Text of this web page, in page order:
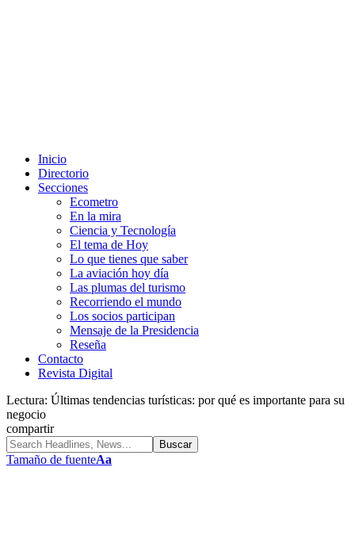
Inicio
Directorio
Secciones
Ecometro
En la mira
Ciencia y Tecnología
El tema de Hoy
Lo que tienes que saber
La aviación hoy día
Las plumas del turismo
Recorriendo el mundo
Los socios participan
Mensaje de la Presidencia
Reseña
Contacto
Revista Digital
Lectura: Últimas tendencias turísticas: por qué es importante para su
negocio
compartir
Tamaño de fuenteAa